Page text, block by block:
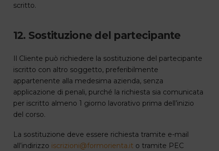
scritto.
12. Sostituzione del partecipante
Il Cliente può richiedere la sostituzione del partecipante
iscritto con altro soggetto, preferibilmente
appartenente alla medesima azienda, senza
applicazione di penali, purché la richiesta sia comunicata
per iscritto almeno 1 giorno lavorativo prima dell’inizio
del corso.
La sostituzione deve essere richiesta tramite e-mail
all’indirizzo iscrizioni@formorienta.ito tramite PEC